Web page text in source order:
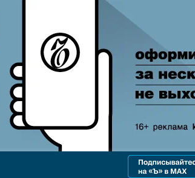
в «Ъ» www.kommersant.ru/ad